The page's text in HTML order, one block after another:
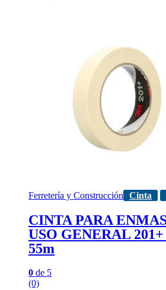
Ferretería y Construcción Cinta
CINTA PARA
USO GENERAL
55m
0 de 5
(0)